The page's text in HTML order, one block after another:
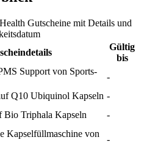
Gutscheine mit Details und
Gültig
bis
Support von Sports-
-
Q10 Ubiquinol Kapseln -
Bio Triphala Kapseln -
Kapselfüllmaschine von
-